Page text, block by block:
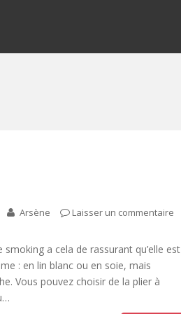
Arsène Laisser un commentaire
smoking a cela de rassurant qu’elle est
: en lin blanc ou en soie, mais
Vous pouvez choisir de la plier à